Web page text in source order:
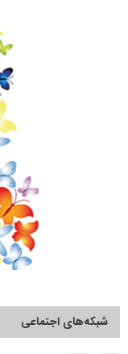
شبکه‌های اجتماعی